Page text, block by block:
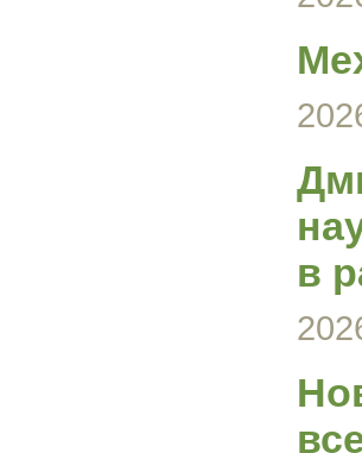
в